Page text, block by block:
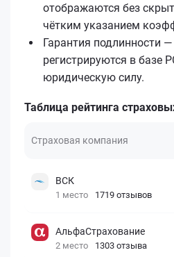
отображаются без
чётким указанием
Гарантия подлинности
регистрируются в базе
юридическую силу.
Таблица рейтинга
Страховая компания
ВСК
1 место 1719 отзывов
АльфаСтрахование
2 место 1303 отзыва